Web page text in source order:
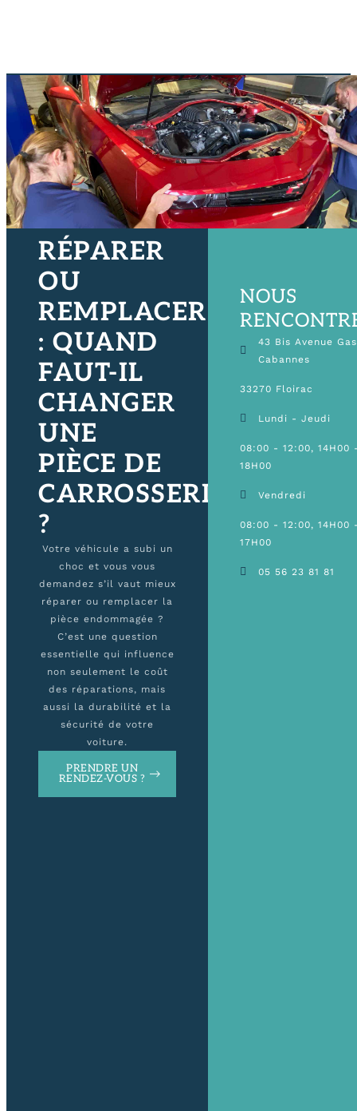
RÉPARER
OU
REMPLACER
: QUAND
FAUT-IL
CHANGER
UNE
PIÈCE DE
CARROSSERIE
?
Votre véhicule a subi un
choc et vous vous
demandez s’il vaut mieux
réparer ou remplacer la
pièce endommagée ?
C’est une question
essentielle qui influence
non seulement le coût
des réparations, mais
aussi la durabilité et la
sécurité de votre
voiture.
PRENDRE UN
RENDEZ-VOUS ?
NOUS
43 Bis Avenue
Cabannes
33270 Floirac
Lundi - Jeudi
08:00 - 12:00, 14H00
18H00
Vendredi
08:00 - 12:00, 14H00
17H00
05 56 23 81 81